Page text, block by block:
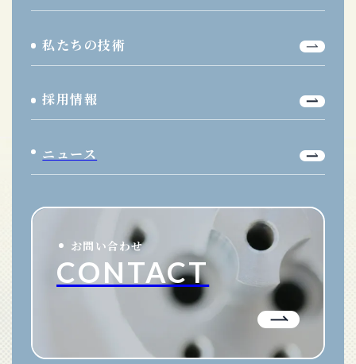
私たちの技術
採用情報
ニュース
お問い合わせ
CONTACT